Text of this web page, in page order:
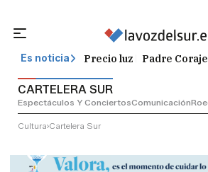
Es noticia Precio luz Padre Coraje
CARTELERA SUR
Espectáculos Y ConciertosComunicación
Cultura Cartelera Sur